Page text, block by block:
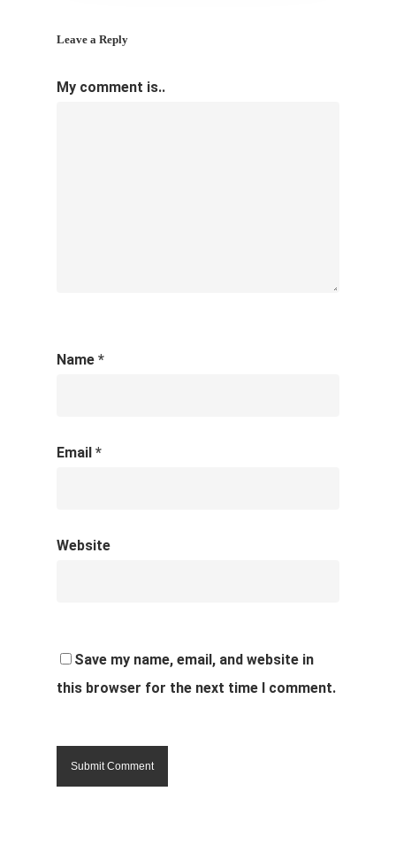
Leave a Reply
My comment is..
Name *
Email *
Website
Save my name, email, and website in
this browser for the next time I comment.